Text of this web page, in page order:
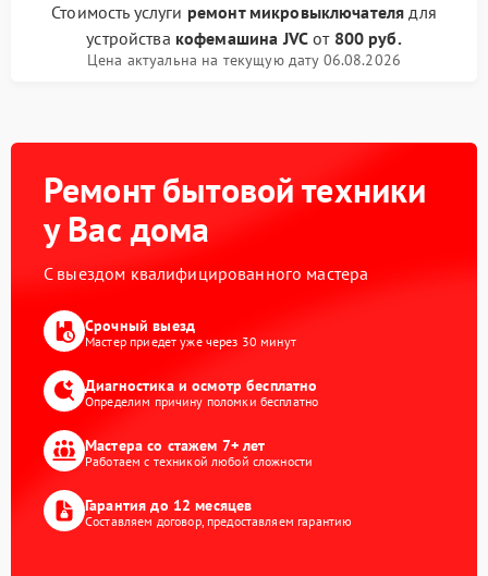
Стоимость услуги ремонт микровыключателя для
устройства кофемашина JVCот 800 руб.
Цена актуальна на текущую дату 06.08.2026
Ремонт бытовой техники
у Вас дома
С выездом квалифицированного мастера
Срочный выезд
Мастер приедет уже через 30 минут
Диагностика и осмотр бесплатно
Определим причину поломки бесплатно
Мастера со стажем 7+ лет
Работаем с техникой любой сложности
Гарантия до 12 месяцев
Составляем договор, предоставляем гарантию